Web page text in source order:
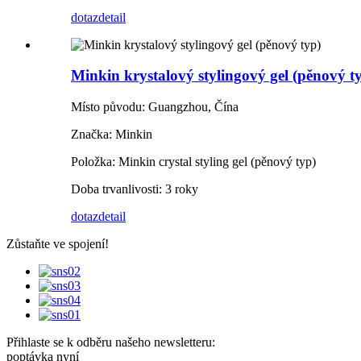
dotazdetail
Minkin krystalový stylingový gel (pěnový
Místo původu: Guangzhou, Čína
Značka: Minkin
Položka: Minkin crystal styling gel (pěnový typ)
Doba trvanlivosti: 3 roky
dotazdetail
Zůstaňte ve spojení!
Přihlaste se k odběru našeho newsletteru:
poptávka nyní